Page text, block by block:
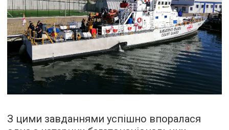
З цими завданнями успішно впоралася